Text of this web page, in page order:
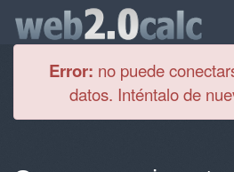
Error: no puede
datos. Inténtalo de